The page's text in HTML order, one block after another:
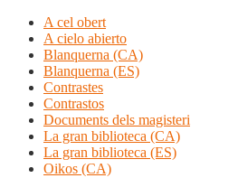
A cel obert
A cielo abierto
Blanquerna (CA)
Blanquerna (ES)
Contrastes
Contrastos
Documents dels magisteri
La gran biblioteca (CA)
La gran biblioteca (ES)
Oikos (CA)